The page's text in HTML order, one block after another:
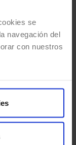
se
navegación del
con nuestros